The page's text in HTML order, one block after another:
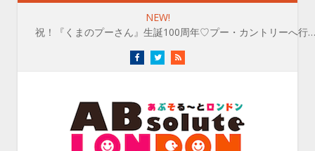
NEW!
祝！『くまのプーさん』生誕100周年♡プー・カントリーへ行こう♪
FacebookTwitterRSS